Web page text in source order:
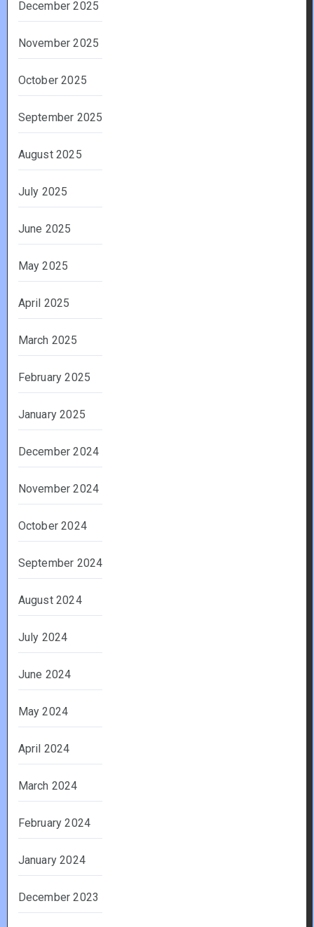
December 2025
November 2025
October 2025
September 2025
August 2025
July 2025
June 2025
May 2025
April 2025
March 2025
February 2025
January 2025
December 2024
November 2024
October 2024
September 2024
August 2024
July 2024
June 2024
May 2024
April 2024
March 2024
February 2024
January 2024
December 2023